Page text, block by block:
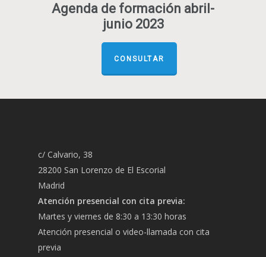
Agenda de formación abril-
junio 2023
CONSULTAR
c/ Calvario, 38
28200 San Lorenzo de El Escorial
Madrid
Atención presencial con cita previa:
Martes y viernes de 8:30 a 13:30 horas
Atención presencial o video-llamada con cita
previa